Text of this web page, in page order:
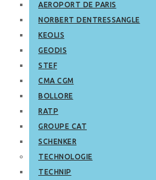
AEROPORT DE PARIS
NORBERT DENTRESSANGLE
KEOLIS
GEODIS
STEF
CMA CGM
BOLLORE
RATP
GROUPE CAT
SCHENKER
TECHNOLOGIE
TECHNIP